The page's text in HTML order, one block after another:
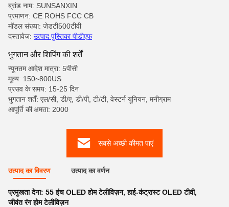
ब्रांड नाम: SUNSANXIN
प्रमाणन: CE ROHS FCC CB
मॉडल संख्या: जेडटी500टीवी
दस्तावेज: उत्पाद पुस्तिका पीडीएफ
भुगतान और शिपिंग की शर्तें
न्यूनतम आदेश मात्रा: 5पीसी
मूल्य: 150~800US
प्रसव के समय: 15-25 दिन
भुगतान शर्तें: एल/सी, डी/ए, डी/पी, टी/टी, वेस्टर्न यूनियन, मनीग्राम
आपूर्ति की क्षमता: 2000
सबसे अच्छी कीमत पाएं
उत्पाद का विवरण उत्पाद का वर्णन
प्रमुखता देना: 55 इंच OLED होम टेलीविज़न,हाई-कंट्रास्ट OLED टीवी,
जीवंत रंग होम टेलीविज़न